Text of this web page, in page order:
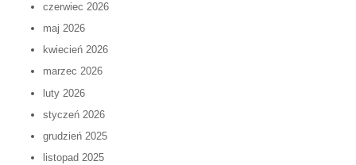
czerwiec 2026
maj 2026
kwiecień 2026
marzec 2026
luty 2026
styczeń 2026
grudzień 2025
listopad 2025